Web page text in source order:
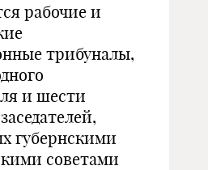
рабочие и
трибуналы,
и шести
губернскими
советами